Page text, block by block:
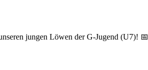
jungen Löwen der G-Jugend (U7)! 📅